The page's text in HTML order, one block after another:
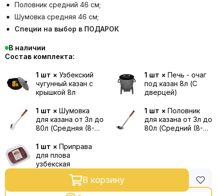
Половник средний 46 см;
Шумовка средняя 46 см;
Специи на выбор в ПОДАРОК
В наличии
Состав комплекта:
1 шт × Узбекский
чугунный казан с
крышкой 8л
1 шт × Печь - очаг
под казан 8л (С
дверцей)
1 шт × Шумовка
для казана от 3л до
80л (Средняя (8-
1 шт × Половник
для казана от 3л до
80л (Средний (8-
1 шт × Приправа
для плова
узбекская
В корзину